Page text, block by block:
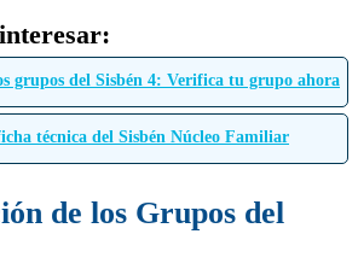
grupos del Sisbén 4: Verifica tu grupo ahora
técnica del Sisbén Núcleo Familiar
de los Grupos del